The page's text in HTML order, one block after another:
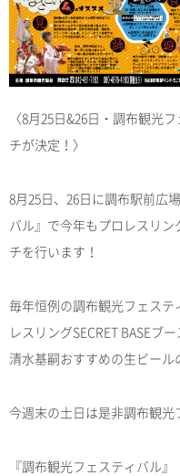
〈8月25日&26日・調布観光
チが決定！〉
8月25日、26日に調布駅前広
バル』で今年もプロレスリン
チを行います！
毎年恒例の調布観光フェス
レスリングSECRET BASEブ
清水基嗣おすすめの生ビール
今週末の土日は是非調布観光
『調布観光フェスティバル』